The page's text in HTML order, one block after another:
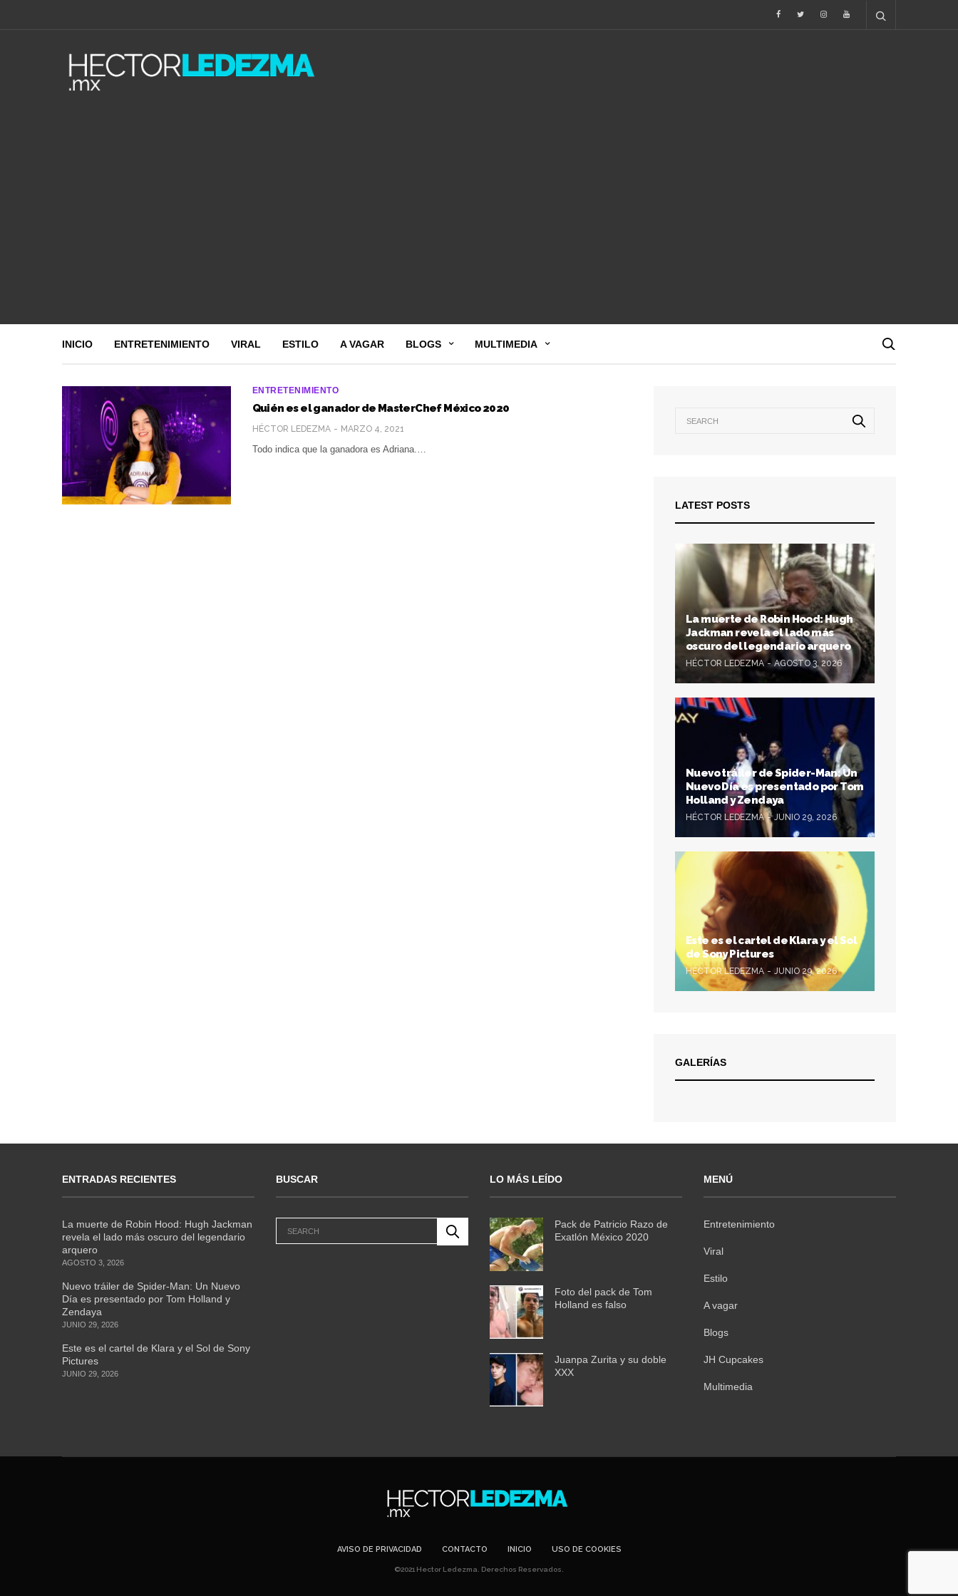
INICIO ENTRETENIMIENTO VIRAL ESTILO A VAGAR BLOGS MULTIMEDIA
ENTRETENIMIENTO
Quién es el ganador de MasterChef México 2020
HÉCTOR LEDEZMA MARZO 4, 2021
Todo indica que la ganadora es Adriana.…
LATEST POSTS
La muerte de Robin Hood: Hugh
Jackman revela el lado más
oscuro del legendario arquero
HÉCTOR LEDEZMA AGOSTO 3, 2026
Nuevo tráiler de Spider-Man: Un
Nuevo Día es presentado por Tom
Holland y Zendaya
HÉCTOR LEDEZMA JUNIO 29, 2026
Este es el cartel de Klara y el Sol
de Sony Pictures
HÉCTOR LEDEZMA JUNIO 29, 2026
GALERÍAS
ENTRADAS RECIENTES
La muerte de Robin Hood: Hugh Jackman
revela el lado más oscuro del legendario
arquero
AGOSTO 3, 2026
Nuevo tráiler de Spider-Man: Un Nuevo
Día es presentado por Tom Holland y
Zendaya
JUNIO 29, 2026
Este es el cartel de Klara y el Sol de Sony
Pictures
JUNIO 29, 2026
BUSCAR LO MÁS LEÍDO
Pack de Patricio Razo de
Exatlón México 2020
Foto del pack de Tom
Holland es falso
Juanpa Zurita y su doble
XXX
MENÚ
Entretenimiento
Viral
Estilo
A vagar
Blogs
JH Cupcakes
Multimedia
AVISO DE PRIVACIDAD CONTACTO INICIO USO DE COOKIES
©2021 Hector Ledezma. Derechos Reservados.